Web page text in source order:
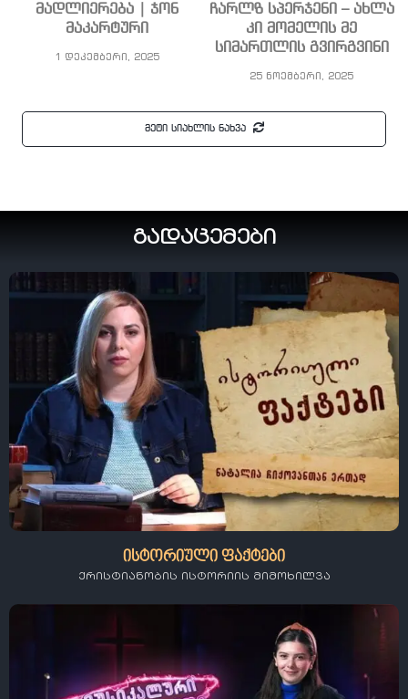
მადლიერება | ჯონ
მაკარტური
1 დეკემბერი, 2025
ჩარლზ სპერჯენი – ახლა
კი მომელის მე
სიმართლის გვირგვინი
25 ნოემბერი, 2025
მეტი სიახლის ნახვა
გადაცემები
ისტორიული ფაქტები
ქრისტიანობის ისტორიის მიმოხილვა